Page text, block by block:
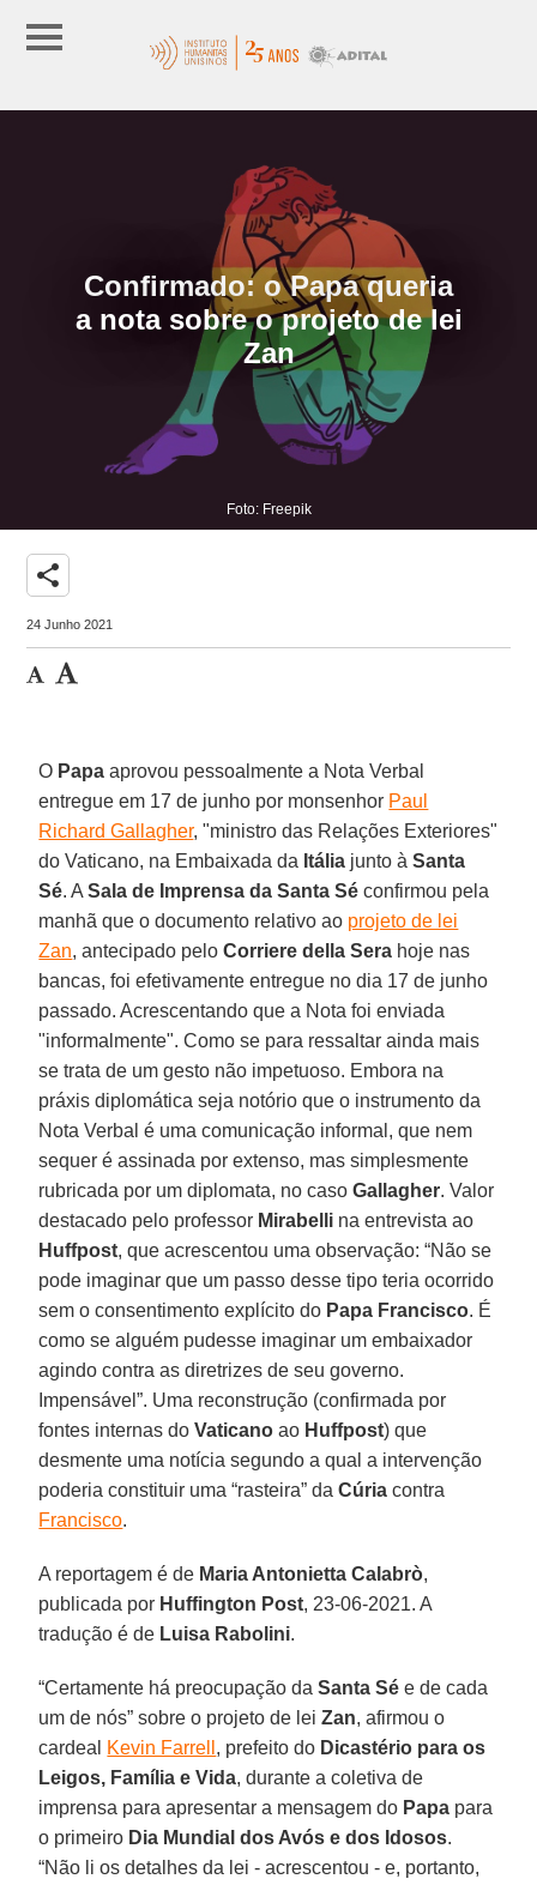
Confirmado: o Papa queria
a nota sobre o projeto de lei
Zan
Foto: Freepik
share
24 Junho 2021
O Papa aprovou pessoalmente a Nota Verbal
entregue em 17 de junho por monsenhor Paul
Richard Gallagher, "ministro das Relações Exteriores"
do Vaticano, na Embaixada da Itália junto àSanta
Sé. ASala de Imprensa da Santa Sé confirmou pela
manhã que o documento relativo ao projeto de lei
Zan, antecipado peloCorriere della Sera hoje nas
bancas, foi efetivamente entregue no dia 17 de junho
passado. Acrescentando que a Nota foi enviada
"informalmente". Como se para ressaltar ainda mais
se trata de um gesto não impetuoso. Embora na
práxis diplomática seja notório que o instrumento da
Nota Verbal é uma comunicação informal, que nem
sequer é assinada por extenso, mas simplesmente
rubricada por um diplomata, no casoGallagher. Valor
destacado pelo professor Mirabelli na entrevista ao
Huffpost, que acrescentou uma observação: “Não se
pode imaginar que um passo desse tipo teria ocorrido
sem o consentimento explícito do Papa Francisco. É
como se alguém pudesse imaginar um embaixador
agindo contra as diretrizes de seu governo.
Impensável”. Uma reconstrução (confirmada por
fontes internas doVaticano ao Huffpost) que
desmente uma notícia segundo a qual a intervenção
poderia constituir uma “rasteira” daCúria contra
Francisco.
A reportagem é de Maria Antonietta Calabrò,
publicada por Huffington Post, 23-06-2021. A
tradução é de Luisa Rabolini.
“Certamente há preocupação daSanta Sé e de cada
um de nós” sobre o projeto de leiZan, afirmou o
cardeal Kevin Farrell , prefeito do Dicastério para os
Leigos, Família e Vida, durante a coletiva de
imprensa para apresentar a mensagem do Papa para
o primeiro Dia Mundial dos Avós e dos Idosos.
“Não li os detalhes da lei - acrescentou - e, portanto,